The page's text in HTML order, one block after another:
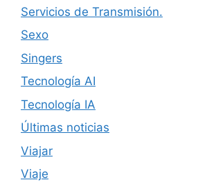
Servicios de Transmisión.
Sexo
Singers
Tecnología AI
Tecnología IA
Últimas noticias
Viajar
Viaje